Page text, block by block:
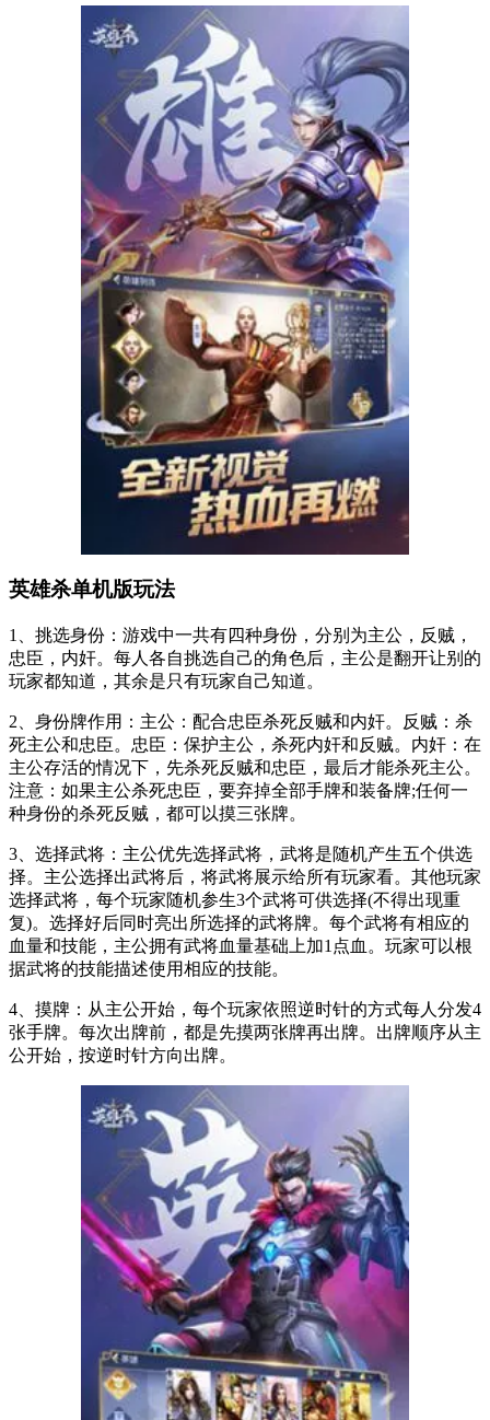
英雄杀单机版玩法
1、挑选身份：游戏中一共有四种身份，分别为主公，反贼，
忠臣，内奸。每人各自挑选自己的角色后，主公是翻开让别的
玩家都知道，其余是只有玩家自己知道。
2、身份牌作用：主公：配合忠臣杀死反贼和内奸。反贼：杀
死主公和忠臣。忠臣：保护主公，杀死内奸和反贼。内奸：在
主公存活的情况下，先杀死反贼和忠臣，最后才能杀死主公。
注意：如果主公杀死忠臣，要弃掉全部手牌和装备牌;任何一
种身份的杀死反贼，都可以摸三张牌。
3、选择武将：主公优先选择武将，武将是随机产生五个供选
择。主公选择出武将后，将武将展示给所有玩家看。其他玩家
选择武将，每个玩家随机参生3个武将可供选择(不得出现重
复)。选择好后同时亮出所选择的武将牌。每个武将有相应的
血量和技能，主公拥有武将血量基础上加1点血。玩家可以根
据武将的技能描述使用相应的技能。
4、摸牌：从主公开始，每个玩家依照逆时针的方式每人分发4
张手牌。每次出牌前，都是先摸两张牌再出牌。出牌顺序从主
公开始，按逆时针方向出牌。